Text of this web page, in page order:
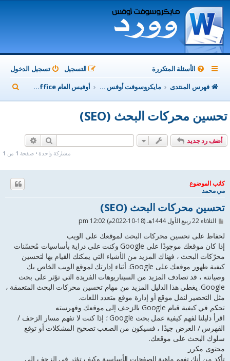
الأسئلة المتكررة تسجيل الدخول
التسجيل
فهرس المنتدى
مايكروسوفت أوفس Microsoft Office أوفيس العام MicroSoft Office
ح
تحسين محركات البحث (SEO)
أضف رد جديد بحث
مشاركة واحدة • صفحة 1 من 1
كاتب الموضوع
مي محمد
تحسين محركات البحث (SEO)
م
ا
ر
ك
ة
الثلاثاء 22 ربيع الأول 1444هـ (18-10-2022م) 12:02 pm
لحفاظ على تحسين محركات البحث لموقعك على الويب
إذا كان موقعك موجودًا على Google وكنت على دراية بأساسيات مُحسّنات
محرّكات البحث ، فهناك المزيد من الأشياء التي يمكنك القيام بها لتحسين
كيفية ظهور موقعك على Google. أثناء إدارتك لموقع الويب الخاص بك
وصيانته ، قد تصادف المزيد من السيناريوهات الفريدة التي تؤثر على بحث
Google. يغطي هذا الدليل المزيد من مهام تحسين محركات البحث المتعمقة ،
مثل التحضير لنقل موقع أو إدارة موقع متعدد اللغات.
تحكم في كيفية قيام Google بالزحف إلى موقعك وفهرسته
اقرأ دليلنا لفهم كيفية عمل بحث Google ؛ إذا كنت لا تفهم مسار الزحف /
الفهرس / العرض جيدًا ، فسيكون من الصعب تصحيح المشكلات أو توقع
سلوك البحث على موقعك.
محتوى مكرر
تأكد من أنك تفهم ماهية الصفحات الأساسية وكيف تؤثر في الزحف إلى